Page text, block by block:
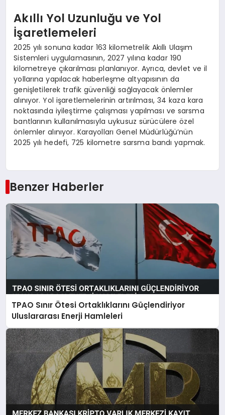
Akıllı Yol Uzunluğu ve Yol
İşaretlemeleri
2025 yılı sonuna kadar 163 kilometrelik Akıllı Ulaşım
Sistemleri uygulamasının, 2027 yılına kadar 190
kilometreye çıkarılması planlanıyor. Ayrıca, devlet ve il
yollarına yapılacak haberleşme altyapısının da
genişletilerek trafik güvenliği sağlayacak önlemler
alınıyor. Yol işaretlemelerinin artırılması, 34 kaza kara
noktasında iyileştirme çalışması yapılması ve sarsma
bantlarının kullanılmasıyla uykusuz sürücülere özel
önlemler alınıyor. Karayolları Genel Müdürlüğü’nün
2025 yılı hedefi, 725 kilometre sarsma bandı yapmak.
Benzer Haberler
TPAO Sınır Ötesi Ortaklıklarını Güçlendiriyor
Uluslararası Enerji Hamleleri